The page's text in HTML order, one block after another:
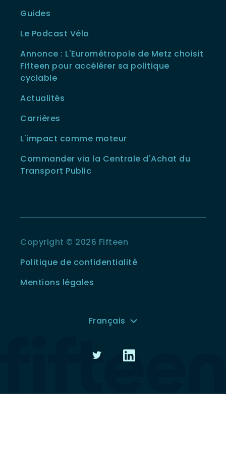
Guides
Le Podcast Vélo
Annonce : L'Eurométropole de Metz choisit
Fifteen pour accélérer sa politique
cyclable
Actualités
Carrières
L'impact comme moteur
Commander via la Centrale d'Achat du
Transport Public
Copyright © 2026 Fifteen
Politique de confidentialité
Mentions légales
Français